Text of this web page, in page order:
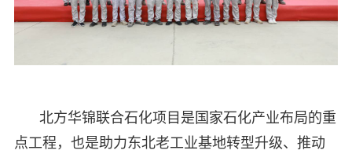
北方华锦联合石化项目是国家石化产业布局的重
点工程，也是助力东北老工业基地转型升级、推动